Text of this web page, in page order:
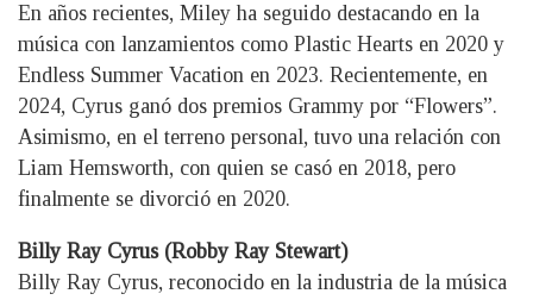
En años recientes, Miley ha seguido destacando en la
música con lanzamientos como Plastic Hearts en 2020 y
Endless Summer Vacation en 2023. Recientemente, en
2024, Cyrus ganó dos premios Grammy por “Flowers”.
Asimismo, en el terreno personal, tuvo una relación con
Liam Hemsworth, con quien se casó en 2018, pero
finalmente se divorció en 2020.
Billy Ray Cyrus (Robby Ray Stewart)
Billy Ray Cyrus, reconocido en la industria de la música